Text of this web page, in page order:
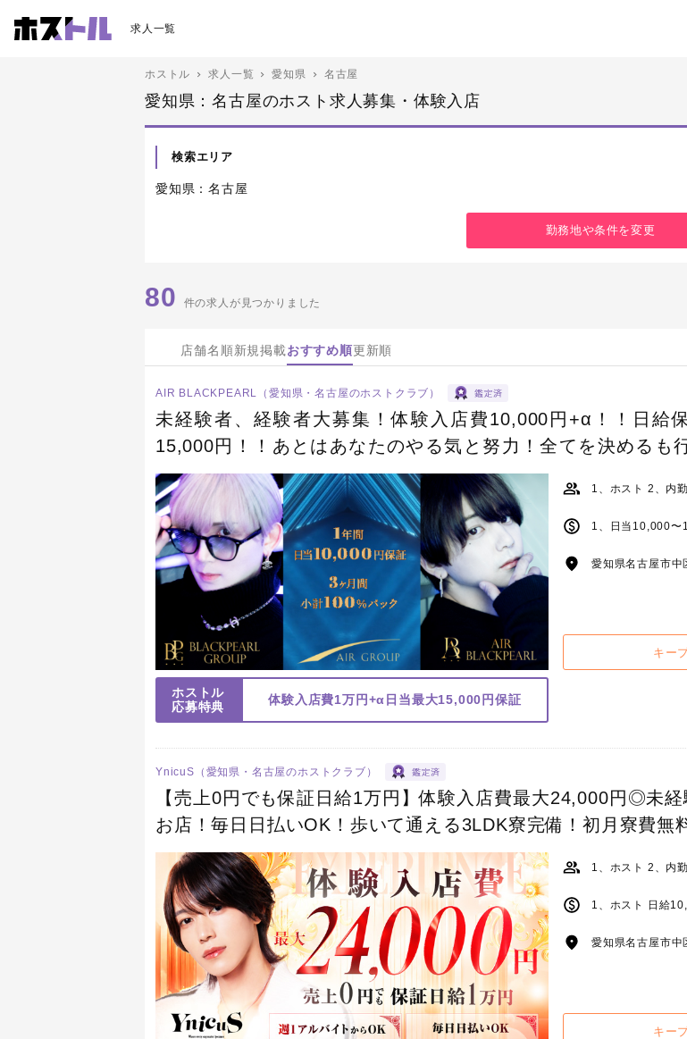
求人一覧
ホストル 求人一覧 愛知県 名古屋
愛知県：名古屋のホスト求人募集・体験入店
検索エリア
愛知県：名古屋
勤務地や条件を変更
80 件の求人が見つかりました
店舗名順新規掲載おすすめ順更新順
AIR BLACKPEARL（愛知県・名古屋のホストクラブ）
未経験者、経験者大募集！体験入店費10,000円+α！！日給
15,000円！！あとはあなたのやる気と努力！全てを決めるも
もあなた次第！貴方もAIR BLACKPEARLで一緒に夢を掴みませ
ホストル
応募特典
体験入店費1万円+α日当最大15,000円保証
1、ホスト 2、内
1、日当10,000〜
愛知県名古屋市
キー
YnicuS（愛知県・名古屋のホストクラブ）
【売上0円でも保証日給1万円】体験入店費最大24,000円◎未
お店！毎日日払いOK！歩いて通える3LDK寮完備！初月寮費無
入居可能！週1アルバイトからOK！
1、ホスト 2、内勤
1、ホスト 日給
愛知県名古屋市
キー